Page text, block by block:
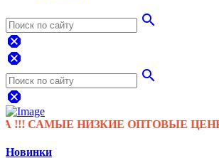
search
dangerous
dangerous
search
dangerous
НИЗКИЕ ОПТОВЫЕ ЦЕНЫ !!! .
Новинки